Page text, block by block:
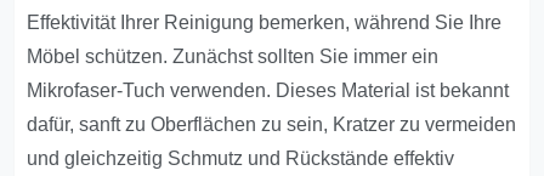
Effektivität Ihrer Reinigung bemerken, während Sie Ihre
Möbel schützen. Zunächst sollten Sie immer ein
Mikrofaser-Tuch verwenden. Dieses Material ist bekannt
dafür, sanft zu Oberflächen zu sein, Kratzer zu vermeiden
und gleichzeitig Schmutz und Rückstände effektiv